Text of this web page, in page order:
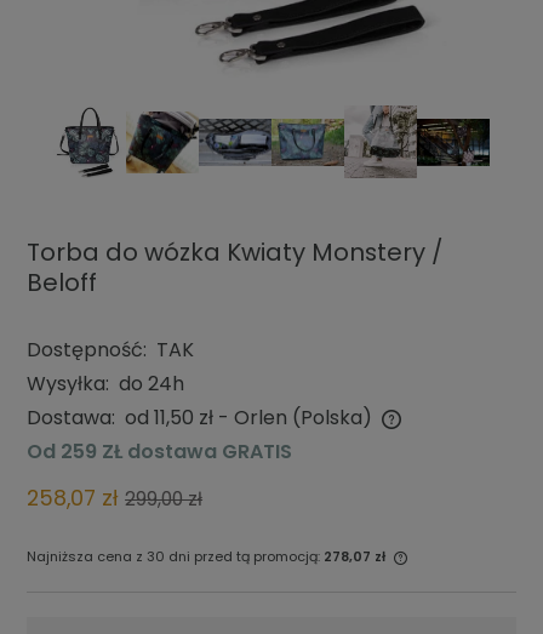
Torba do wózka Kwiaty Monstery /
Beloff
Dostępność: TAK
Wysyłka: do 24h
Dostawa: od 11,50 zł - Orlen (Polska)
Cena nie zawiera ewentualnych kosztów płatności
Od 259 ZŁ dostawa GRATIS
258,07 zł 299,00 zł
Najniższa cena z 30 dni przed tą promocją: 278,07 zł